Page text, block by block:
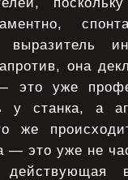
она
это уже
у станка, а
же
— это уже не